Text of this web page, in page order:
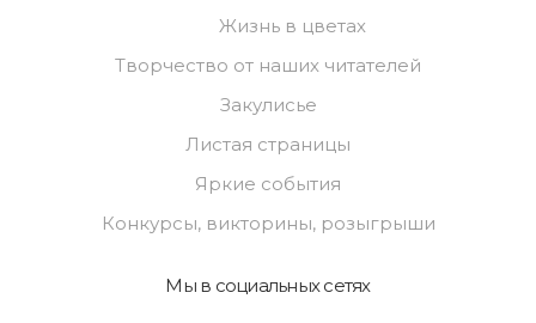
Жизнь в цветах
Творчество от наших читателей
Закулисье
Листая страницы
Яркие события
Конкурсы, викторины, розыгрыши
Мы в социальных сетях